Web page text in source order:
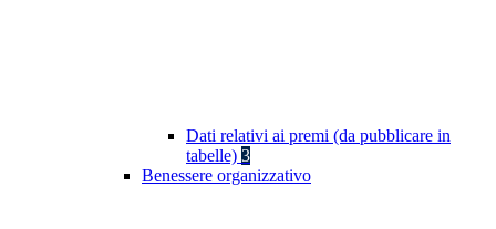
Dati relativi ai premi (da pubblicare in
tabelle) 3
Benessere organizzativo